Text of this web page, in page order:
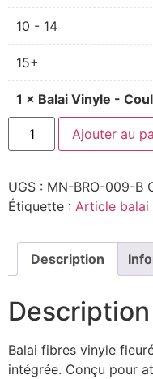
10 - 14
15+
1 × Balai Vinyle -
quantité
Balai
Couleur
Ajouter au
UGS : MN-BRO-009-B
Étiquette : Article balai
Description
Description
Balai fibres vinyle
intégrée. Conçu pour